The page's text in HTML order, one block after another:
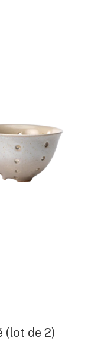
(lot de 2)